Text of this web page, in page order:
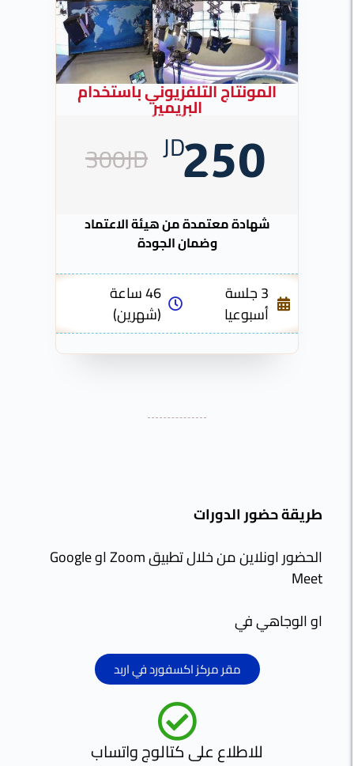
المونتاج التلفزيوني باستخدام
البريمير
250
300JD JD
شهادة معتمدة من هيئة الاعتماد
وضمان الجودة
3 جلسة
أسبوعيا
46 ساعة
(شهرين)
حضور الدورات
الحضور اونلاين من خلال تطبيق Zoom او Google
الوجاهي في
مقر مركز اكسفورد في اربد
للاطلاع على كتالوج واتساب